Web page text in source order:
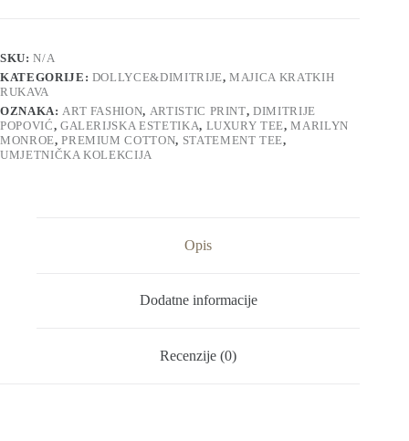
SKU:N/A
KATEGORIJE: DOLLYCE&DIMITRIJE,MAJICA KRATKIH
RUKAVA
OZNAKA:ART FASHION, ARTISTIC PRINT,DIMITRIJE
POPOVIĆ, GALERIJSKA ESTETIKA, LUXURY TEE,MARILYN
MONROE,PREMIUM COTTON, STATEMENT TEE,
UMJETNIČKA KOLEKCIJA
Opis
Dodatne informacije
Recenzije (0)